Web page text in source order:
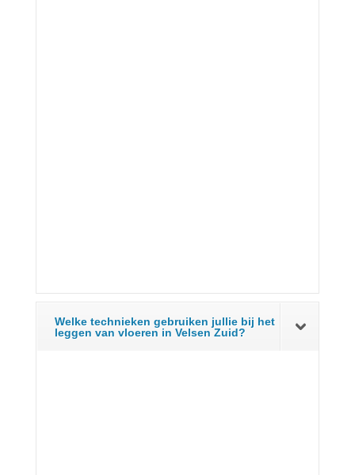
Welke technieken gebruiken jullie bij het
leggen van vloeren in Velsen Zuid?